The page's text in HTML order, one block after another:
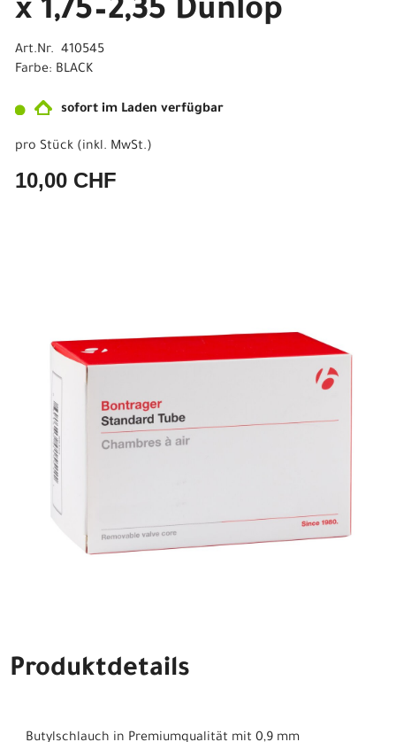
x 1,75–2,35 Dunlop
Art.Nr. 410545
Farbe: BLACK
sofort im Laden verfügbar
pro Stück (inkl. MwSt.)
10,00 CHF
Produktdetails
Butylschlauch in Premiumqualität mit 0,9 mm